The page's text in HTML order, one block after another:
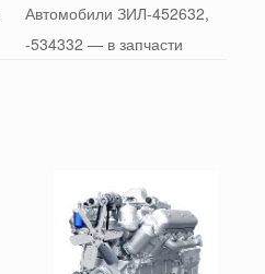
Автомобили ЗИЛ-452632,
-534332 — в запчасти